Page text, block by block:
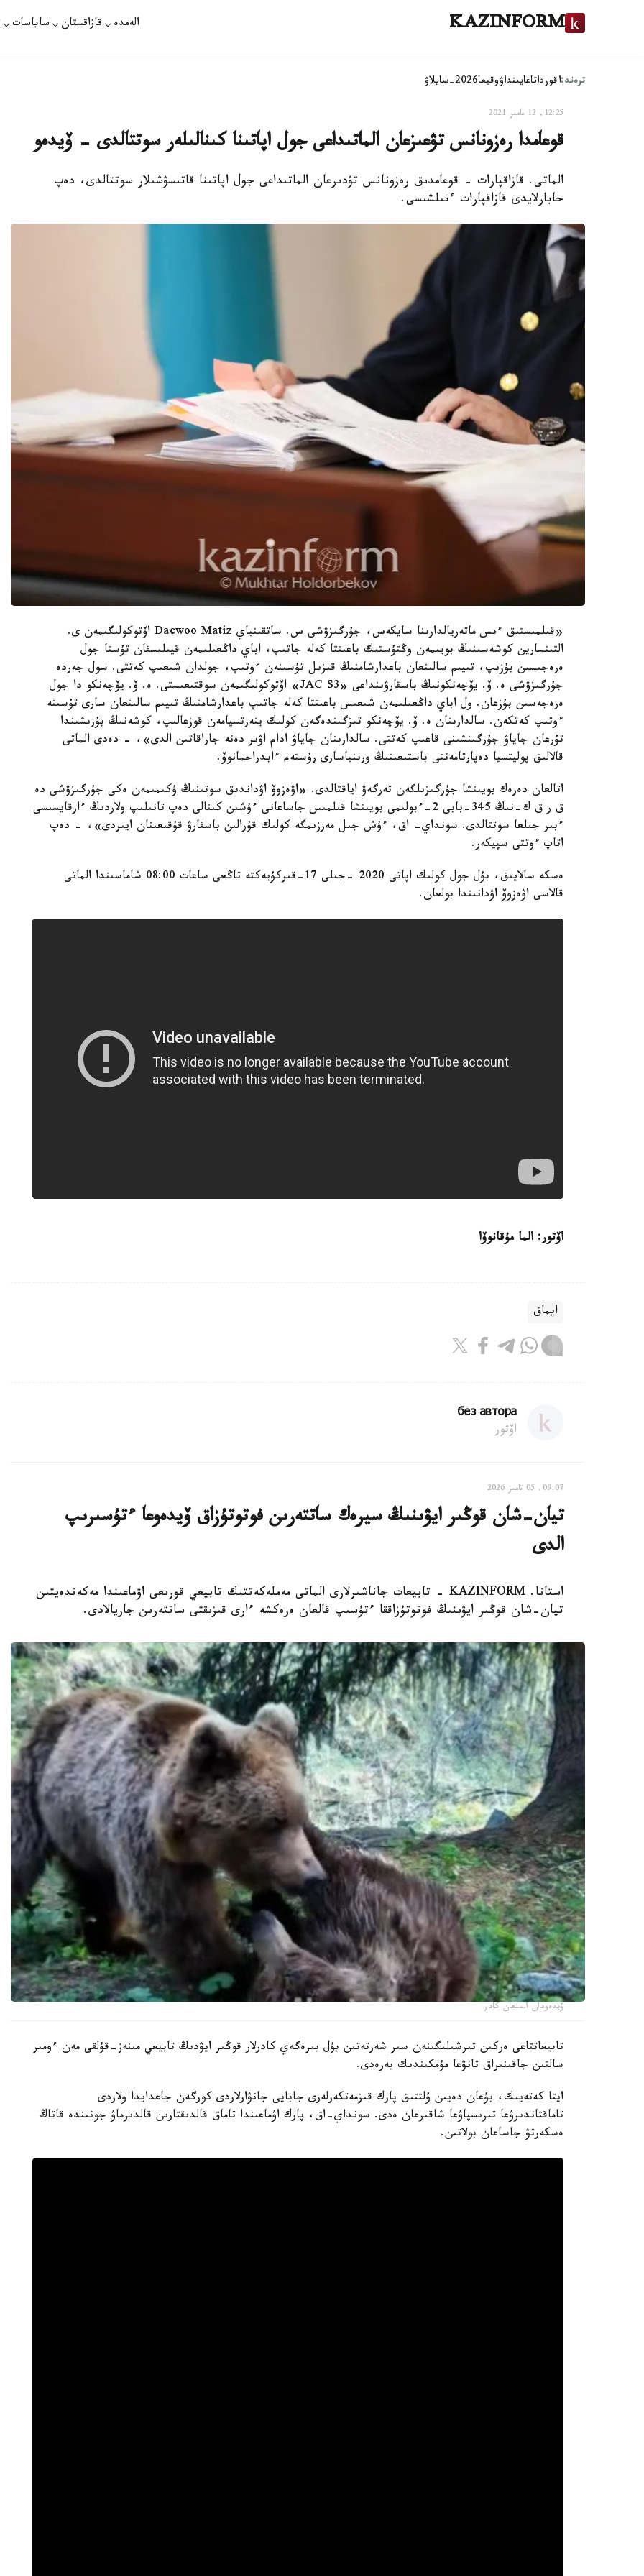
KAZINFORM الەمدە قازاقستان ساياسات
ترەند:اقورداتاعايىنداۋوقيعا2026-سايلاۋ
12:25, 12 مامىر 2021
قوعامدا رەزونانس تۋعىزعان الماتىداعى جول اپاتىنا كىنالىلەر سوتتالدى - ۆيدەو
الماتى. قازاقپارات - قوعامدىق رەزونانس تۋدىرعان الماتىداعى جول اپاتىنا قاتىسۋشىلار سوتتالدى، دەپ
حابارلايدى قازاقپارات ءتىلشىسى.
«قىلمىستىق ءىس ماتەريالدارىنا سايكەس، جۇرگىزۋشى س. ساتقىنباي Daewoo Matiz اۆتوكولىگىمەن ى.
التىنسارين كوشەسىنىڭ بويىمەن وڭتۇستىك باعىتتا كەلە جاتىپ، اباي داڭعىلىمەن قيىلىسقان تۇستا جول
ەرەجىسىن بۇزىپ، تىيىم سالىنعان باعدارشامنىڭ قىزىل تۇسىنەن ءوتىپ، جولدان شىعىپ كەتتى. سول جەردە
جۇرگىزۋشى ە. ۆ. يۆچەنكونىڭ باسقارۋىنداعى «JAC S3» اۆتوكولىگىمەن سوقتىعىستى. ە. ۆ. يۆچەنكو دا جول
ەرەجەسىن بۇزعان. ول اباي داڭعىلىمەن شىعىس باعىتتا كەلە جاتىپ باعدارشامنىڭ تىيىم سالىنعان سارى تۇسىنە
ءوتىپ كەتكەن. سالدارىنان ە. ۆ. يۆچەنكو تىزگىندەگەن كولىك ينەرتسيامەن قوزعالىپ، كوشەنىڭ بۇرىشىندا
تۇرعان جاياۋ جۇرگىنشىنى قاعىپ كەتتى. سالدارىنان جاياۋ ادام اۋىر دەنە جاراقاتىن الدى»، - دەدى الماتى
قالالىق پوليتسيا دەپارتامەنتى باستىعىنىڭ ورىنباسارى رۇستەم ءابدراحمانوۆ.
اتالعان دەرەك بويىنشا جۇرگىزىلگەن تەرگەۋ اياقتالدى. «اۋەزوۆ اۋداندىق سوتىنىڭ ۇكىمىمەن ەكى جۇرگىزۋشى دە
ق ر ق ك-نىڭ 345-بابى 2-ءبولىمى بويىنشا قىلمىس جاساعانى ءۇشىن كىنالى دەپ تانىلىپ ولاردىڭ ءارقايسىسى
ءبىر جىلعا سوتتالدى. سونداي- اق، ءۇش جىل مەرزىمگە كولىك قۇرالىن باسقارۋ قۇقىعىنان ايىردى»، - دەپ
اتاپ ءوتتى سپيكەر.
ەسكە سالايىق، بۇل جول كولىك اپاتى 2020 -جىلى 17-قىركۇيەكتە تاڭعى ساعات 08:00 شاماسىندا الماتى
قالاسى اۋەزوۆ اۋدانىندا بولعان.
اۆتور: الما مۇقانوۆا
ايماق
без автора
اۆتور
09:07, 05 تامىز 2026
تيان-شان قوڭىر ايۋىنىڭ سيرەك ساتتەرىن فوتوتۇزاق ۆيدەوعا ءتۇسىرىپ
الدى
استانا. KAZINFORM - تابيعات جاناشىرلارى الماتى مەملەكەتتىك تابيعي قورىعى اۋماعىندا مەكەندەيتىن
تيان-شان قوڭىر ايۋىنىڭ فوتوتۇزاققا ءتۇسىپ قالعان ەرەكشە ءارى قىزىقتى ساتتەرىن جاريالادى.
ۆيدەودان الىنعان كادر
تابيعاتتاعى ەركىن تىرشىلىگىنەن سىر شەرتەتىن بۇل بىرەگەي كادرلار قوڭىر ايۋدىڭ تابيعي مىنەز-قۇلقى مەن ءومىر
سالتىن جاقىنىراق تانۋعا مۇمكىندىك بەرەدى.
ايتا كەتەيىك، بۇعان دەيىن ۇلتتىق پارك قىزمەتكەرلەرى جابايى جانۋارلاردى كورگەن جاعدايدا ولاردى
تاماقتاندىرۋعا تىرىسپاۋعا شاقىرعان ەدى. سونداي-اق، پارك اۋماعىندا تاماق قالدىقتارىن قالدىرماۋ جونىندە قاتاڭ
ەسكەرتۋ جاساعان بولاتىن.